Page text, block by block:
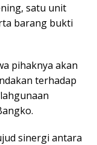
satu unit
barang bukti
pihaknya akan
terhadap
sinergi antara